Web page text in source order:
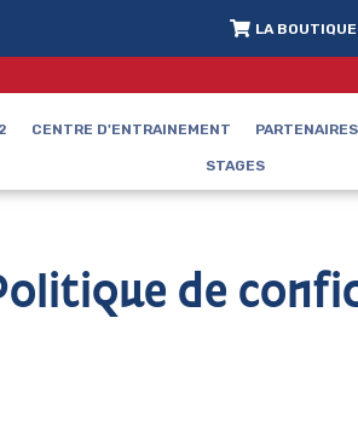
LA BOUTIQUE
CENTRE D'ENTRAINEMENT
STAGES
de